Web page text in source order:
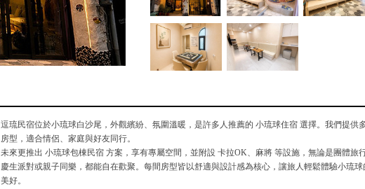
逗琉民宿位於小琉球白沙尾，外觀繽紛、氛圍溫暖，是許多人推薦的 小琉球住宿 選擇。我們提供
房型，適合情侶、家庭與好友同行。
未來更推出 小琉球包棟民宿 方案，享有專屬空間，並附設 卡拉OK、麻將 等設施，無論是團體旅
慶生派對或親子同樂，都能自在歡聚。每間房型皆以舒適與設計感為核心，讓旅人輕鬆體驗小琉球
美好。